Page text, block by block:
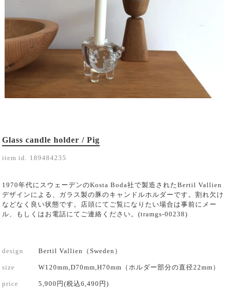
Glass candle holder / Pig
item id. 189484235
1970年代にスウェーデンのKosta Boda社で製造されたBertil Vallien
デザインによる、ガラス製の豚のキャンドルホルダーです。割れ欠け
などなく良い状態です。店頭にてご覧になりたい場合は事前にメー
ル、もしくはお電話にてご連絡ください。(tramgs-00238)
design Bertil Vallien（Sweden）
size W120mm,D70mm,H70mm（ホルダー部分の直径22mm）
price 5,900円(税込6,490円)